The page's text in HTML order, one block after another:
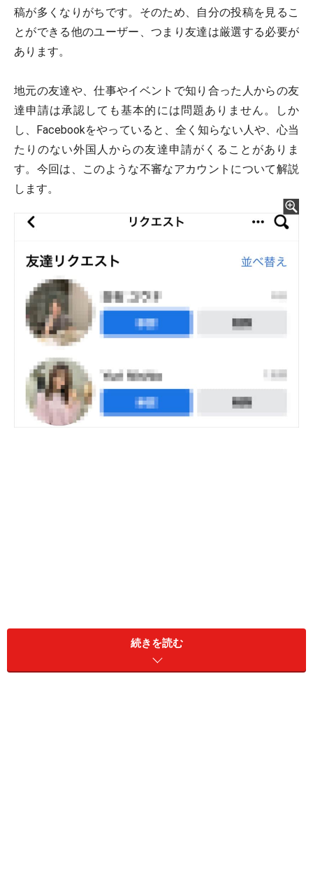
稿が多くなりがちです。そのため、自分の投稿を見るこ
とができる他のユーザー、つまり友達は厳選する必要が
あります。
地元の友達や、仕事やイベントで知り合った人からの友
達申請は承認しても基本的には問題ありません。しか
し、Facebookをやっていると、全く知らない人や、心当
たりのない外国人からの友達申請がくることがありま
す。今回は、このような不審なアカウントについて解説
します。
Facebookで外国人や知らない人から友達申請が来たらどう
続きを読む